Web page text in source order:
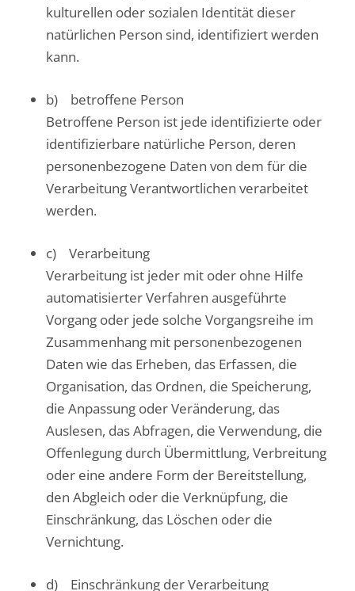
kulturellen oder sozialen Identität dieser
natürlichen Person sind, identifiziert werden
kann.
b) betroffene Person
Betroffene Person ist jede identifizierte oder
identifizierbare natürliche Person, deren
personenbezogene Daten von dem für die
Verarbeitung Verantwortlichen verarbeitet
werden.
c) Verarbeitung
Verarbeitung ist jeder mit oder ohne Hilfe
automatisierter Verfahren ausgeführte
Vorgang oder jede solche Vorgangsreihe im
Zusammenhang mit personenbezogenen
Daten wie das Erheben, das Erfassen, die
Organisation, das Ordnen, die Speicherung,
die Anpassung oder Veränderung, das
Auslesen, das Abfragen, die Verwendung, die
Offenlegung durch Übermittlung, Verbreitung
oder eine andere Form der Bereitstellung,
den Abgleich oder die Verknüpfung, die
Einschränkung, das Löschen oder die
Vernichtung.
d) Einschränkung der Verarbeitung